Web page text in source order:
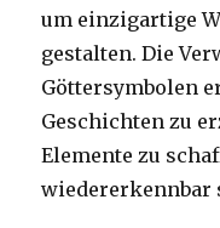
um einzigartige
gestalten. Die
Göttersymbolen
Geschichten zu
Elemente zu
wiedererkennbar